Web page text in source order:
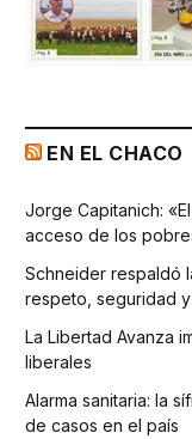
EN EL CHACO
Jorge Capitanich:
acceso de los
Schneider respaldó
respeto, seguridad
La Libertad Avanza
liberales
Alarma sanitaria: la
de casos en el país